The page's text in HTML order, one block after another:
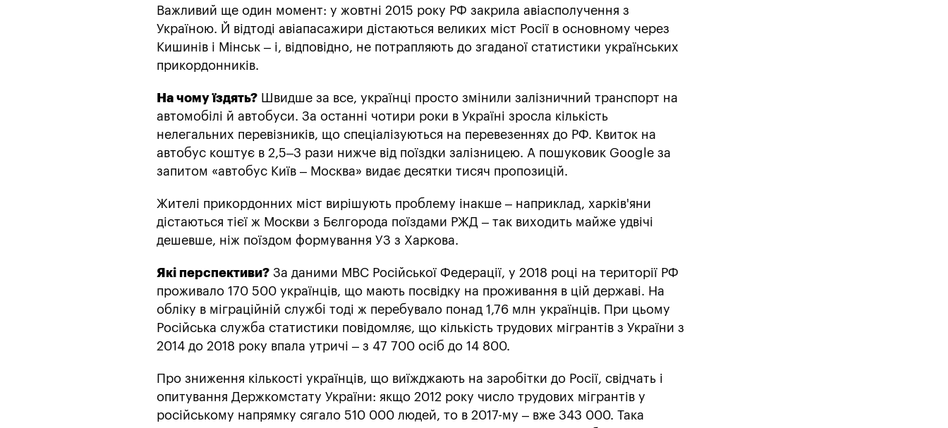
Важливий ще один момент: у жовтні 2015 року РФ закрила авіасполучення з
Україною. Й відтоді авіапасажири дістаються великих міст Росії в основному через
Кишинів і Мінськ – і, відповідно, не потрапляють до згаданої статистики українських
прикордонників.
На чому їздять? Швидше за все, українці просто змінили залізничний транспорт на
автомобілі й автобуси. За останні чотири роки в Україні зросла кількість
нелегальних перевізників, що спеціалізуються на перевезеннях до РФ. Квиток на
автобус коштує в 2,5–3 рази нижче від поїздки залізницею. А пошуковик Google за
запитом «автобус Київ – Москва» видає десятки тисяч пропозицій.
Жителі прикордонних міст вирішують проблему інакше – наприклад, харків'яни
дістаються тієї ж Москви з Бєлгорода поїздами РЖД – так виходить майже удвічі
дешевше, ніж поїздом формування УЗ з Харкова.
Які перспективи? За даними МВС Російської Федерації, у 2018 році на території РФ
проживало 170 500 українців, що мають посвідку на проживання в цій державі. На
обліку в міграційній службі тоді ж перебувало понад 1,76 млн українців. При цьому
Російська служба статистики повідомляє, що кількість трудових мігрантів з України з
2014 до 2018 року впала утричі – з 47 700 осіб до 14 800.
Про зниження кількості українців, що виїжджають на заробітки до Росії, свідчать і
опитування Держкомстату України: якщо 2012 року число трудових мігрантів у
російському напрямку сягало 510 000 людей, то в 2017-му – вже 343 000. Така